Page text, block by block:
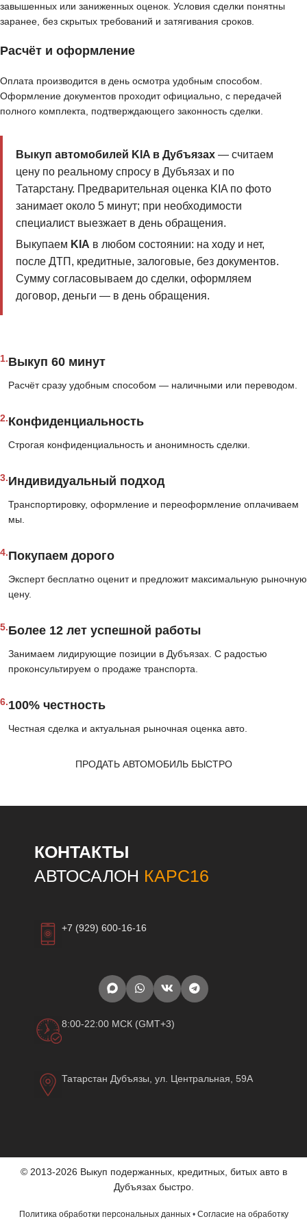
завышенных или заниженных оценок. Условия сделки понятны
заранее, без скрытых требований и затягивания сроков.
Расчёт и оформление
Оплата производится в день осмотра удобным способом.
Оформление документов проходит официально, с передачей
полного комплекта, подтверждающего законность сделки.
Выкуп автомобилей KIA в Дубъязах— считаем
цену по реальному спросу в Дубъязах и по
Татарстану. Предварительная оценка KIA по фото
занимает около 5 минут; при необходимости
специалист выезжает в день обращения.
Выкупаем KIA в любом состоянии: на ходу и нет,
после ДТП, кредитные, залоговые, без документов.
Сумму согласовываем до сделки, оформляем
договор, деньги — в день обращения.
1.Выкуп 60 минут
Расчёт сразу удобным способом — наличными или переводом.
2.Конфиденциальность
Строгая конфиденциальность и анонимность сделки.
3.Индивидуальный подход
Транспортировку, оформление и переоформление оплачиваем
мы.
4.Покупаем дорого
Эксперт бесплатно оценит и предложит максимальную рыночную
цену.
5.Более 12 лет успешной работы
Занимаем лидирующие позиции в Дубъязах. С радостью
проконсультируем о продаже транспорта.
6.100% честность
Честная сделка и актуальная рыночная оценка авто.
ПРОДАТЬ АВТОМОБИЛЬ БЫСТРО
КОНТАКТЫ
АВТОСАЛОН КАРС16
+7 (929) 600-16-16
8:00-22:00 МСК (GMT+3)
Татарстан Дубъязы, ул. Центральная, 59А
© 2013-2026 Выкуп подержанных, кредитных, битых авто в
Дубъязах быстро.
Политика обработки персональных данных• Согласие на обработку